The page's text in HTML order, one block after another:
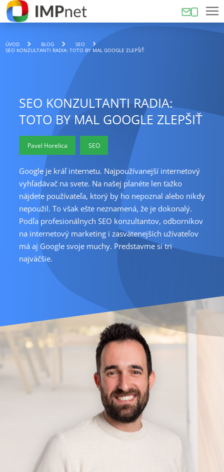
ÚVOD BLOG
SEO
SEO KONZULTANTI RADIA: TOTO BY MAL GOOGLE ZLEPŠIŤ
SEO KONZULTANTI RADIA:
TOTO BY MAL GOOGLE ZLEPŠIŤ
Pavel Horelica SEO
Google je kráľ internetu. Najpoužívanejší internetový
vyhľadávač na svete. Na našej planéte len ťažko
nájdete používateľa, ktorý by ho nepoznal alebo nikdy
nepoužil. To však ešte neznamená, že je dokonalý.
Podľa profesionálnych SEO konzultantov, odborníkov
na internetový marketing i zasvätenejších užívateľov
má aj Google svoje muchy. Predstavme si tri
najväčšie.